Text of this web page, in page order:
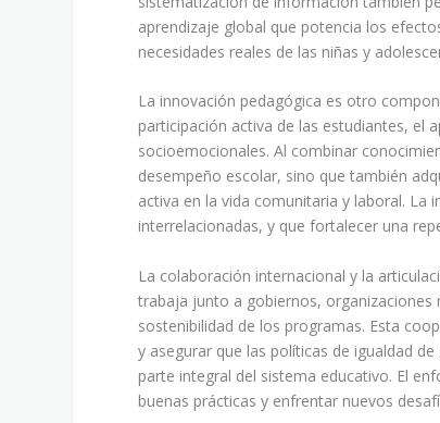
aprendizaje global que potencia los
necesidades reales de las niñas y
La innovación pedagógica es otro
participación activa de las estudiantes, el
socioemocionales. Al combinar
desempeño escolar, sino que también
activa en la vida comunitaria y laboral. La
interrelacionadas, y que fortalecer una
La colaboración internacional y la
trabaja junto a gobiernos, organizaciones
sostenibilidad de los programas. Esta
y asegurar que las políticas de igualdad
parte integral del sistema educativo. El
buenas prácticas y enfrentar nuevos